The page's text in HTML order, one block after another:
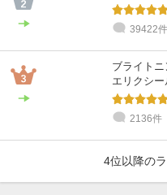
39422件
ブライト
エリクシー
2136件
4位以降の